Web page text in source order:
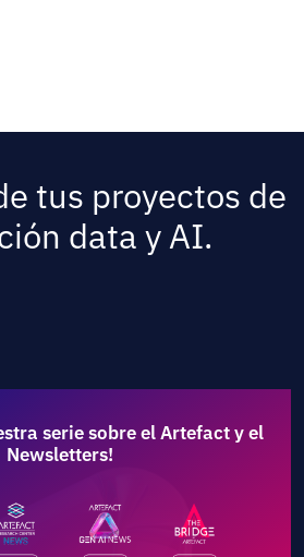
tus proyectos de
data y AI.
serie sobre el Artefact y el
Newsletters!